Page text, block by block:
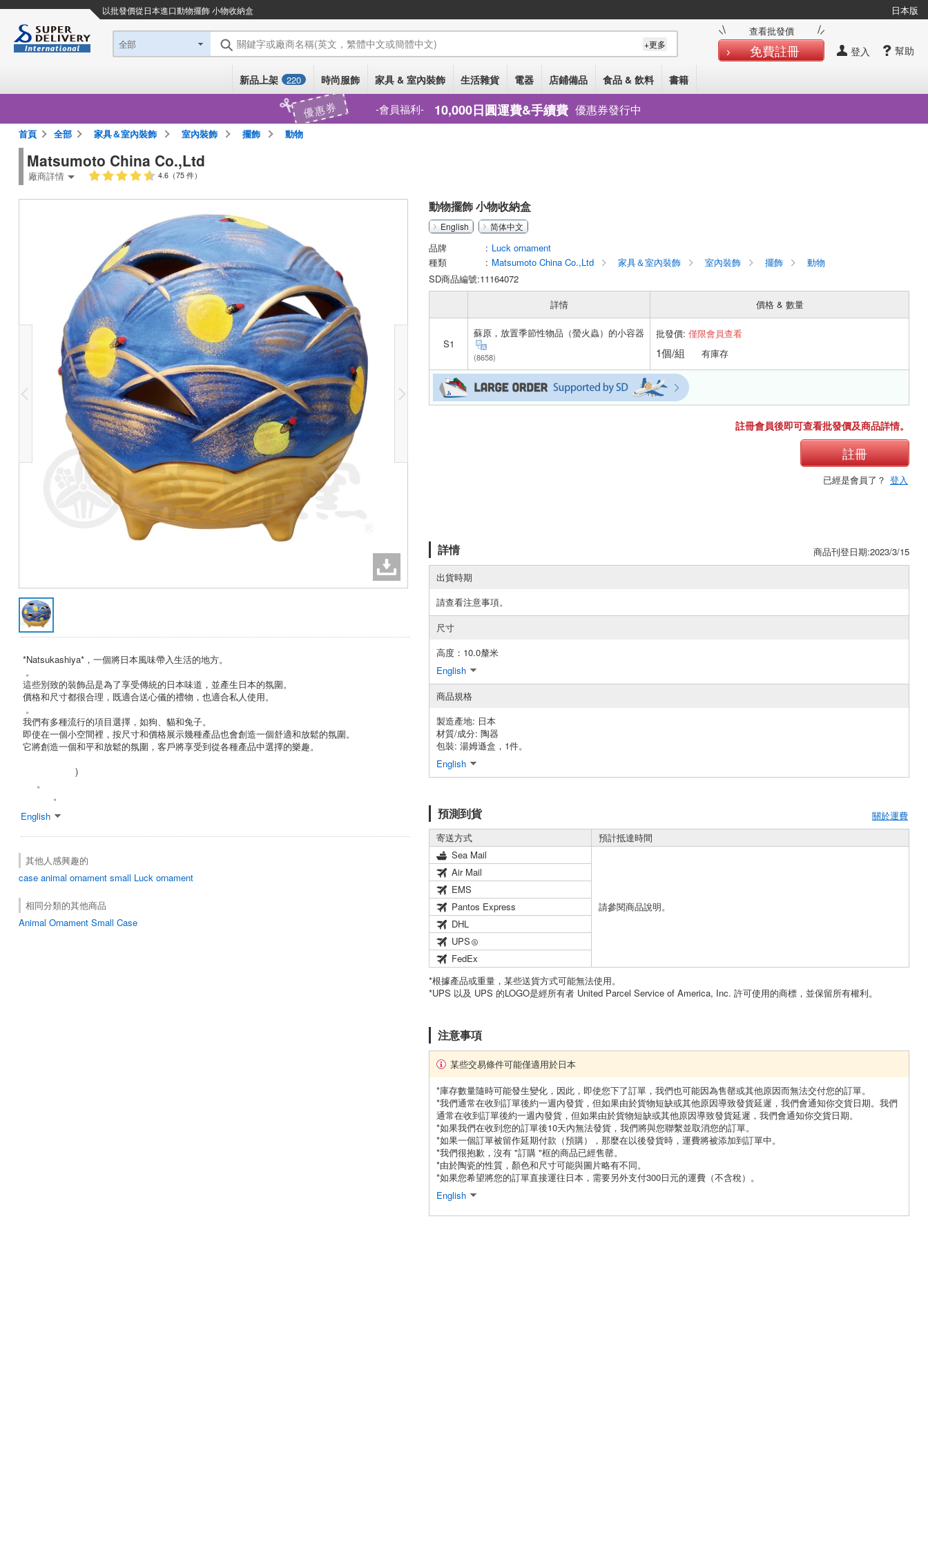
以批發價從日本進口動物擺飾 小物收納盒 日本版
幫助
登入
查看批發價
免費註冊
全部 關鍵字或廠商名稱(英文，繁體中文或簡體中文) +更多
新品上架 220 時尚服飾 家具 & 室內裝飾 生活雜貨 電器 店鋪備品 食品 & 飲料 書籍
優惠券 會員福利 10,000日圓運費&手續費 優惠券發行中
首頁 全部 家具＆室內裝飾 室內裝飾 擺飾 動物
Matsumoto China Co.,Ltd
廠商詳情 4.6（75 件）
*Natsukashiya*，一個將日本風味帶入生活的地方。
。
這些別致的裝飾品是為了享受傳統的日本味道，並產生日本的氛圍。
價格和尺寸都很合理，既適合送心儀的禮物，也適合私人使用。
。
我們有多種流行的項目選擇，如狗、貓和兔子。
即使在一個小空間裡，按尺寸和價格展示幾種產品也會創造一個舒適和放鬆的氛圍。
它將創造一個和平和放鬆的氛圍，客戶將享受到從各種產品中選擇的樂趣。
)
。
。
English
其他人感興趣的
case animal ornament small Luck ornament
相同分類的其他商品
Animal Ornament Small Case
動物擺飾 小物收納盒
English 简体中文
品牌
Luck ornament
種類
Matsumoto China Co.,Ltd 家具＆室內裝飾 室內裝飾 擺飾
動物
SD商品編號:11164072
詳情
價格 & 數量
S1
蘇原，放置季節性物品（螢火蟲）的小容器
(8658)
批發價: 僅限會員查看
1個/組 有庫存
註冊會員後即可查看批發價及商品詳情。
註冊
已經是會員了？ 登入
詳情
商品刊登日期:2023/3/15
出貨時期
請查看注意事項。
尺寸
高度：10.0釐米
English
商品規格
製造產地: 日本
材質/成分: 陶器
包裝: 湯姆遜盒，1件。
English
預測到貨
關於運費
寄送方式
預計抵達時間
Sea Mail
請參閱商品說明。
Air Mail
EMS
Pantos Express
DHL
UPS
FedEx
*根據產品或重量，某些送貨方式可能無法使用。
*UPS 以及 UPS 的LOGO是經所有者 United Parcel Service of America, Inc. 許可使用的商標，並保留所有權利。
注意事項
某些交易條件可能僅適用於日本
*庫存數量隨時可能發生變化，因此，即使您下了訂單，我們也可能因為售罄或其他原因而無法交付您的訂單。
*我們通常在收到訂單後約一週內發貨，但如果由於貨物短缺或其他原因導致發貨延遲，我們會通知你交貨日期。我們
通常在收到訂單後約一週內發貨，但如果由於貨物短缺或其他原因導致發貨延遲，我們會通知你交貨日期。
*如果我們在收到您的訂單後10天內無法發貨，我們將與您聯繫並取消您的訂單。
*如果一個訂單被留作延期付款（預購），那麼在以後發貨時，運費將被添加到訂單中。
*我們很抱歉，沒有 "訂購 "框的商品已經售罄。
*由於陶瓷的性質，顏色和尺寸可能與圖片略有不同。
*如果您希望將您的訂單直接運往日本，需要另外支付300日元的運費（不含稅）。
English